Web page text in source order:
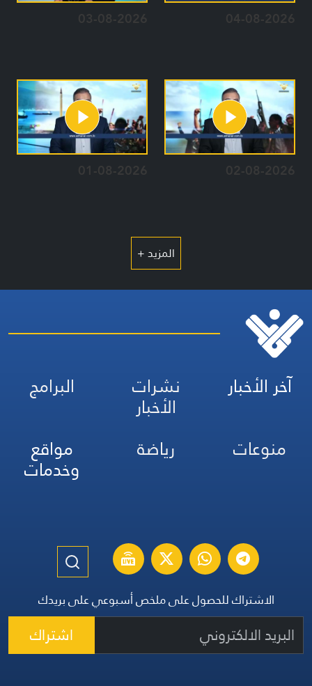
04-08-2026
03-08-2026
02-08-2026
01-08-2026
المزيد +
آخر الأخبار نشرات
الأخبار
البرامج
منوعات
رياضة مواقع
وخدمات
الاشتراك للحصول على ملخص أسبوعي على بريدك
اشتراك